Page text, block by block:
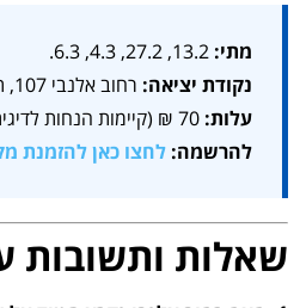
מתי:
נקודת יציאה: רחוב אלנבי 107, תל אביב.
עלות:
להרשמה: לחצו כאן להזמנת
שאלות ותשובות